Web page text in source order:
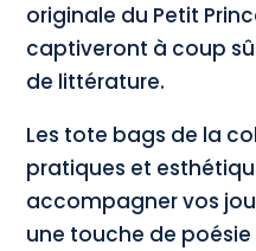
originale du Petit
captiveront à coup
de littérature.
Les tote bags de la
pratiques et
accompagner vos
une touche de